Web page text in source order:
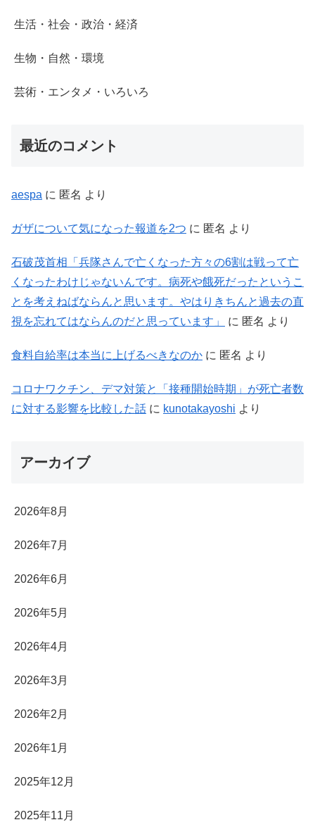
生活・社会・政治・経済
生物・自然・環境
芸術・エンタメ・いろいろ
最近のコメント
aespa に 匿名 より
ガザについて気になった報道を2つ に 匿名 より
石破茂首相「兵隊さんで亡くなった方々の6割は戦って亡
くなったわけじゃないんです。病死や餓死だったというこ
とを考えねばならんと思います。やはりきちんと過去の直
視を忘れてはならんのだと思っています」
に 匿名 より
食料自給率は本当に上げるべきなのか に 匿名 より
コロナワクチン、デマ対策と「接種開始時期」が死亡者数
に対する影響を比較した話 に kunotakayoshi より
アーカイブ
2026年8月
2026年7月
2026年6月
2026年5月
2026年4月
2026年3月
2026年2月
2026年1月
2025年12月
2025年11月